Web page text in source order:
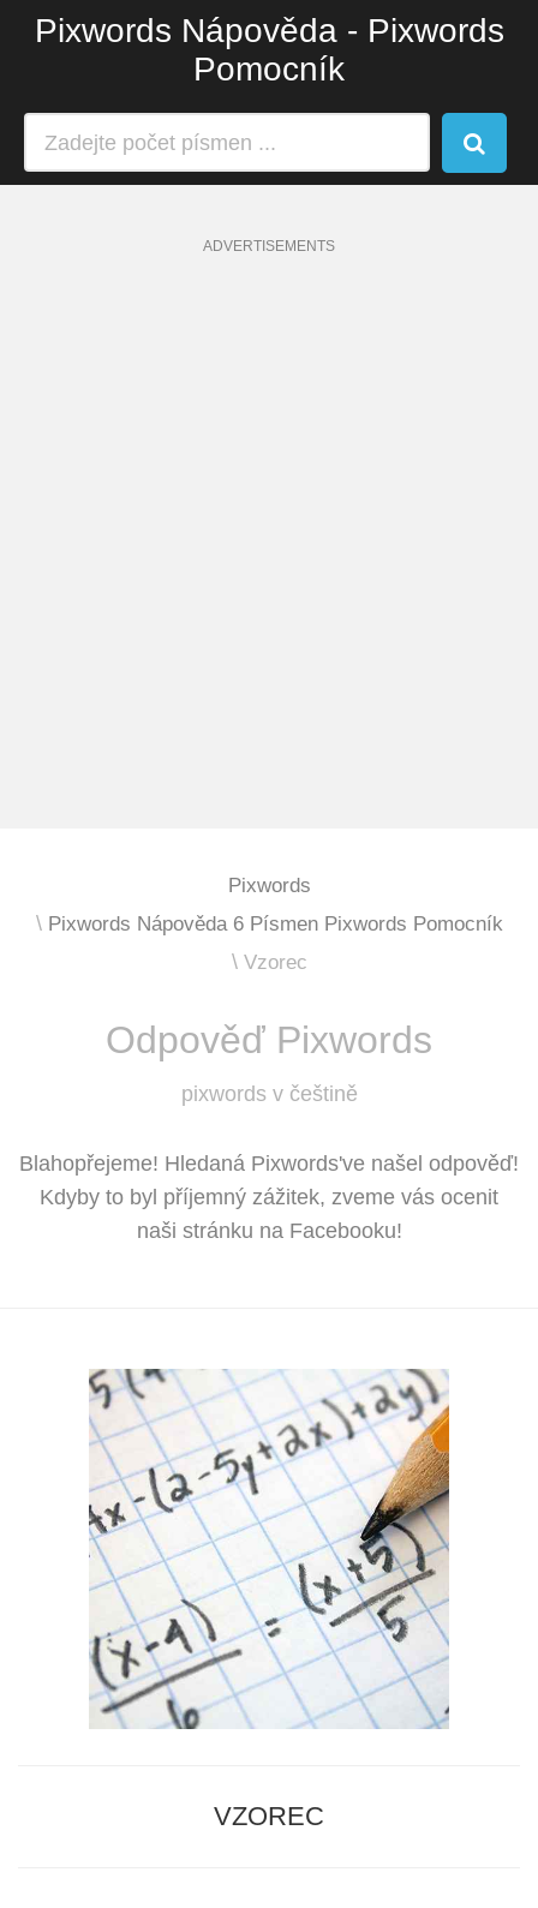
Pixwords Nápověda - Pixwords
Pomocník
ADVERTISEMENTS
Pixwords
Pixwords Nápověda 6 Písmen Pixwords Pomocník
Vzorec
Odpověď Pixwords
pixwords v češtině
Blahopřejeme! Hledaná Pixwords've našel odpověď!
Kdyby to byl příjemný zážitek, zveme vás ocenit
naši stránku na Facebooku!
VZOREC